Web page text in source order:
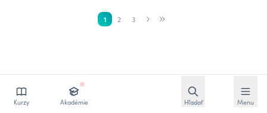
1 2 3
Kurzy Akadémie Hľadať Menu